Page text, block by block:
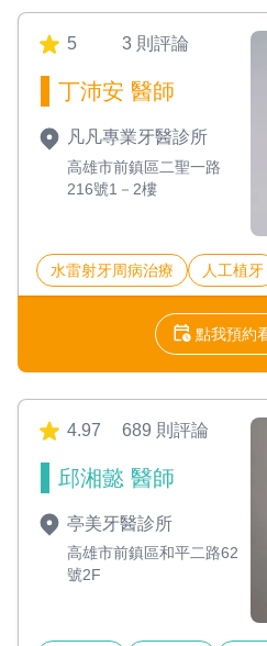
5 3 則評論
丁沛安 醫師
凡凡專業牙醫診所
高雄市前鎮區二聖一路
216號1－2樓
水雷射牙周病治療 人工植牙
點我預約
4.97 689 則評論
邱湘懿 醫師
亭美牙醫診所
高雄市前鎮區和平二路62
號2F